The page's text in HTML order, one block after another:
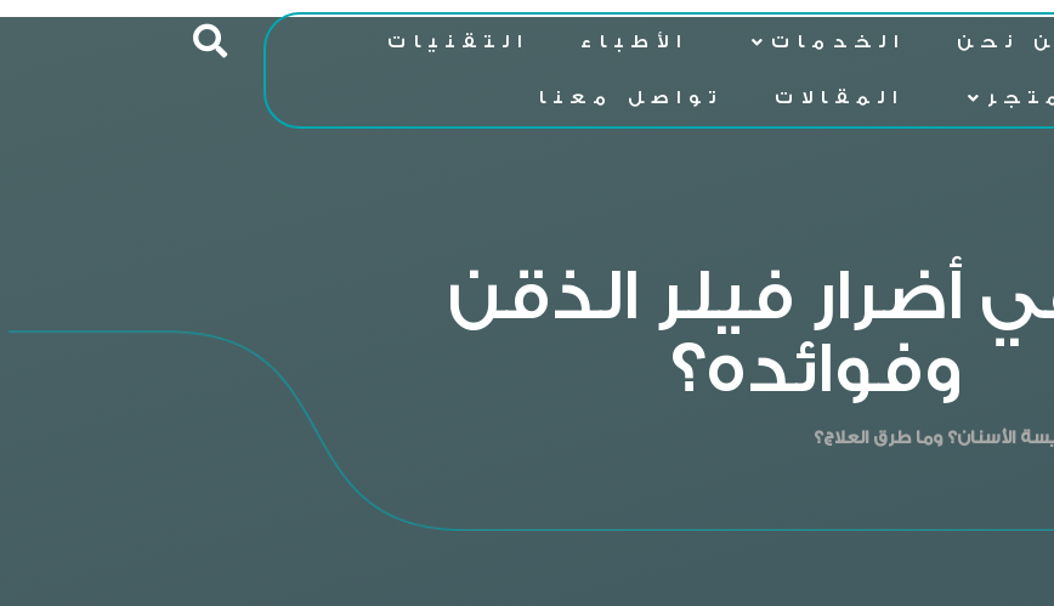
نحن الخدمات الأطباء التقنيات
المقالات تواصل معنا
أضرار فيلر الذقن
وفوائده؟
الأسنان؟ وما طرق العلاج؟